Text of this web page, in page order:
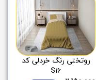
روتختی رنگ خردلی کد
S16